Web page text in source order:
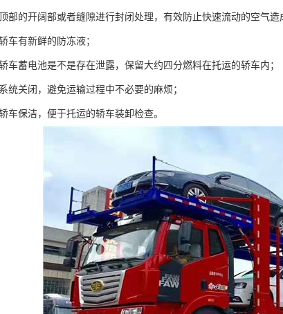
部的开阔部或者缝隙进行封闭处理，有效防止快速流动的空气造
车有新鲜的防冻液；
车蓄电池是不是存在泄露，保留大约四分燃料在托运的轿车内；
统关闭，避免运输过程中不必要的麻烦；
车保洁，便于托运的轿车装卸检查。